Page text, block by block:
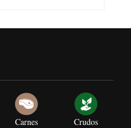
Carnes Crudos